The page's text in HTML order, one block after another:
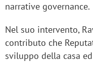
narrative governance.
Nel suo intervento,
contributo che
sviluppo della casa